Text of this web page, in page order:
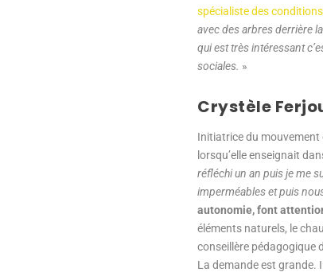
spécialiste des
avec des arbres derrière
qui est très intéressant
sociales. »
Crystèle
Initiatrice du mouvement
lorsqu’elle enseignait
réfléchi un an puis je me
imperméables et puis
autonomie, font
éléments naturels, le
conseillère pédagogique
La demande est grande.